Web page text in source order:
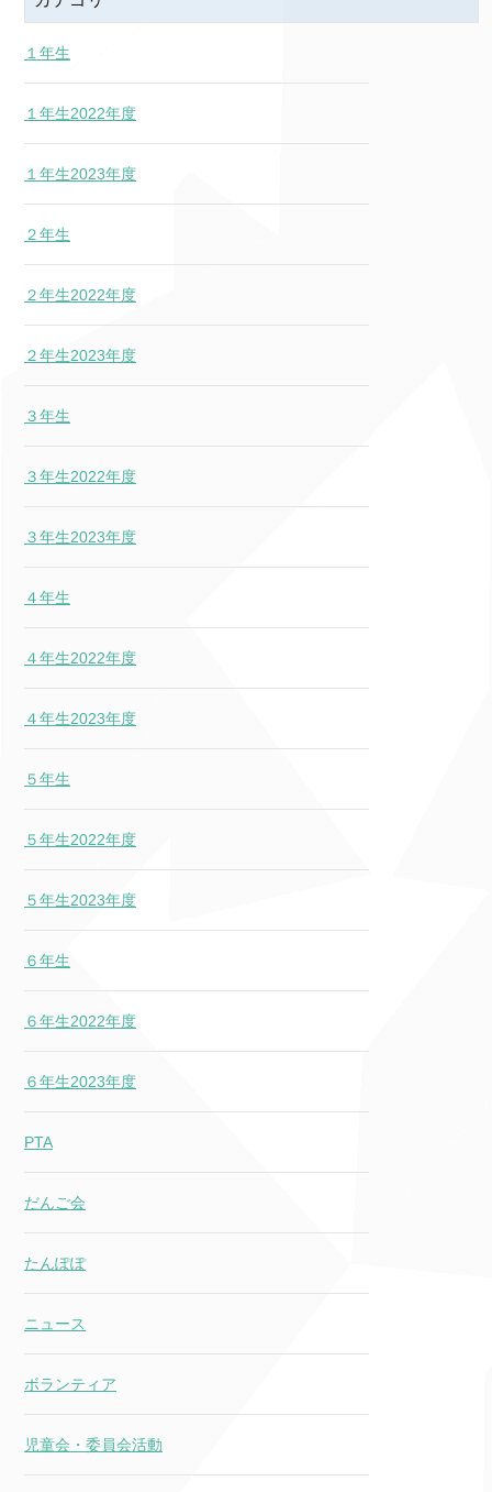
１年生
１年生2022年度
１年生2023年度
２年生
２年生2022年度
２年生2023年度
３年生
３年生2022年度
３年生2023年度
４年生
４年生2022年度
４年生2023年度
５年生
５年生2022年度
５年生2023年度
６年生
６年生2022年度
６年生2023年度
PTA
だんご会
たんぽぽ
ニュース
ボランティア
児童会・委員会活動